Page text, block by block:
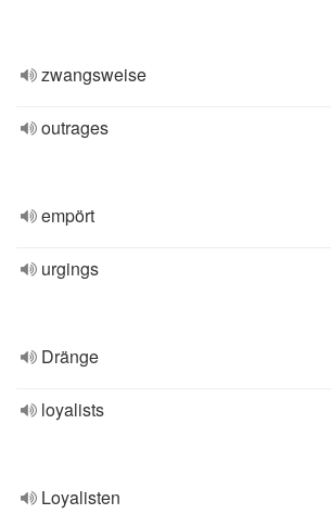
zwangsweise
outrages
empört
urgings
Dränge
loyalists
Loyalisten